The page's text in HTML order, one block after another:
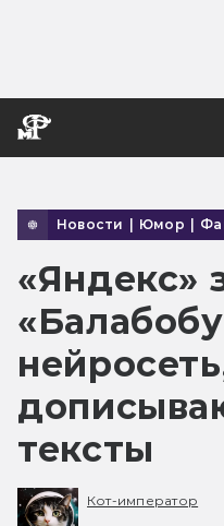
Новости | Юмор |
«Яндекс»
тексты
Кот-император